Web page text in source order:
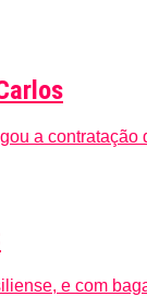
a
e com